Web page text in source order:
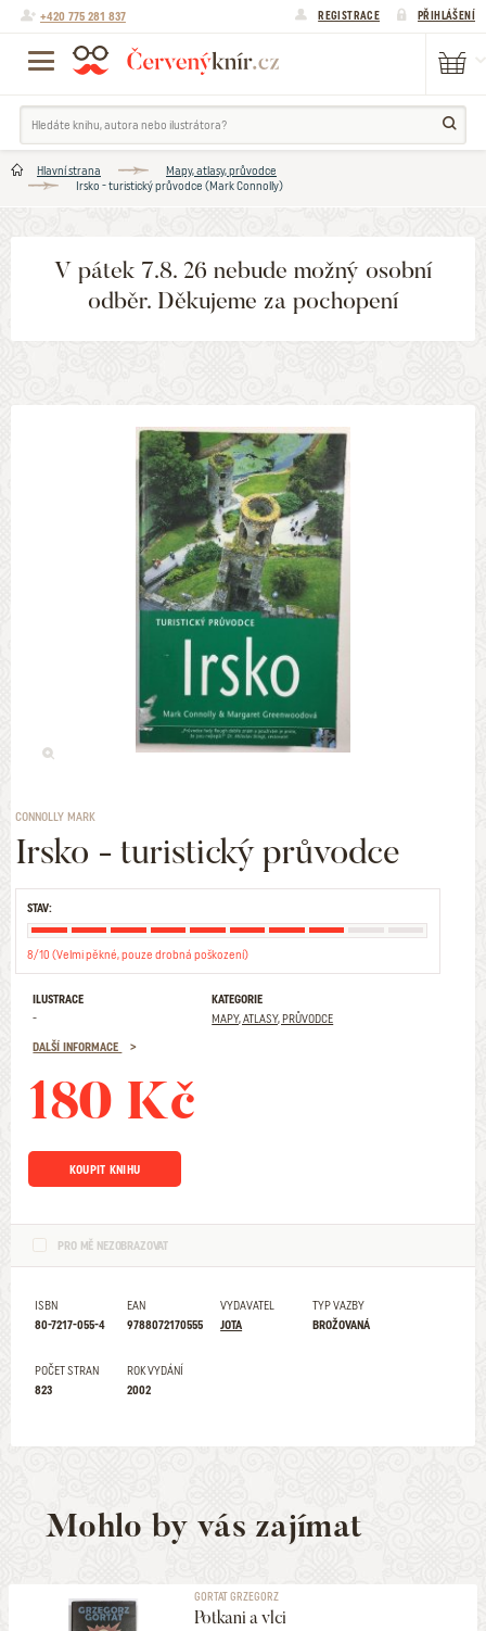
+420 775 281 837 REGISTRACE PŘIHLÁŠENÍ
Hlavní strana
Mapy, atlasy, průvodce
Irsko - turistický průvodce (Mark Connolly)
V pátek 7.8. 26 nebude možný osobní
odběr. Děkujeme za pochopení
CONNOLLY MARK
Irsko - turistický průvodce
STAV:
8/10 (Velmi pěkné, pouze drobná poškození)
ILUSTRACE
-
KATEGORIE
MAPY, ATLASY, PRŮVODCE
DALŠÍ INFORMACE
180 Kč
KOUPIT KNIHU
PRO MĚ NEZOBRAZOVAT
ISBN
80-7217-055-4
EAN
9788072170555
VYDAVATEL
JOTA
TYP VAZBY
BROŽOVANÁ
POČET STRAN
823
ROK VYDÁNÍ
2002
Mohlo by vás zajímat
GORTAT GRZEGORZ
Potkani a vlci